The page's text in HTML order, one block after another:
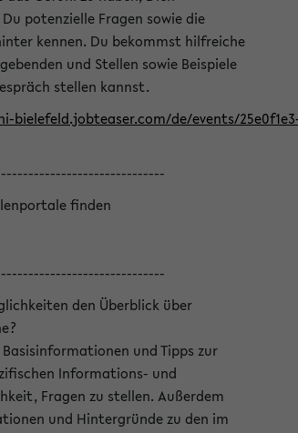
potenzielle Fragen sowie die
kennen. Du bekommst hilfreiche
und Stellen sowie Beispiele
stellen kannst.
bielefeld.jobteaser.com/de/events/
finden
den Überblick über
und Tipps zur
Informations- und
Fragen zu stellen. Außerdem
und Hintergründe zu den im